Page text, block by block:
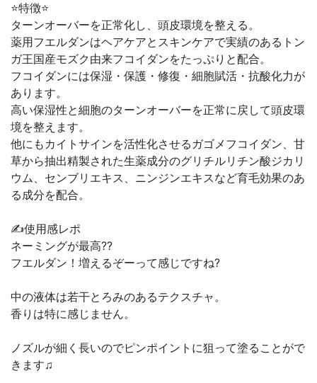
⭐️特徴⭐️
ターンオーバーを正常化し、頭皮環境を整える。
薬用フエルダンはヘアケアとスキンケアで実績のあるトン
ガ王国産モズク由来フコイダンをたっぷりと配合。
フコイダンには保湿・保護・修復・細胞賦活・抗酸化力が
あります。
高い保湿性と細胞のターンオーバーを正常に戻して頭皮環
境を整えます。
他にもカイトサインを活性化させるガゴメフコイダン、甘
草から抽出精製された生薬成分のグリチルリチン酸ジカリ
ウム、センブリエキス、ニンジンエキスなど育毛効果のあ
る成分を配合。
✍️使用感レポ
ネーミングが最高??
フエルダン！増えるぞーって感じですね?
中の液体は若干とろみのあるテクスチャ。
香りは特に感じません。
ノズルが細く長いのでピンポイントに狙って塗ることがで
きます♫